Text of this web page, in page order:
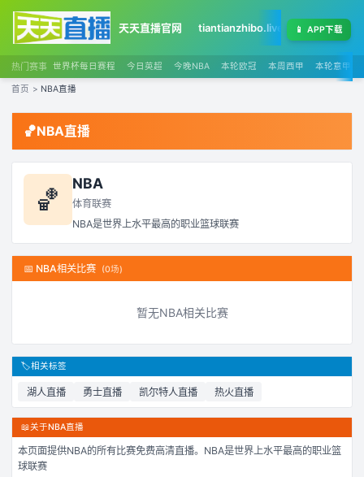
天天直播官网 tiantianzhibo.live 天天足球赛程
📱 APP下载
热门赛事 世界杯每日赛程 今日英超 今晚NBA 本轮欧冠 本周西甲 本轮意甲
首页 > NBA直播
🏀NBA直播
🏀
NBA
体育联赛
NBA是世界上水平最高的职业篮球联赛
📅 NBA相关比赛 (0场)
暂无NBA相关比赛
🏷️相关标签
湖人直播 勇士直播 凯尔特人直播 热火直播
📖关于NBA直播
本页面提供NBA的所有比赛免费高清直播。 NBA是世界上水平最高的职业篮
球联赛